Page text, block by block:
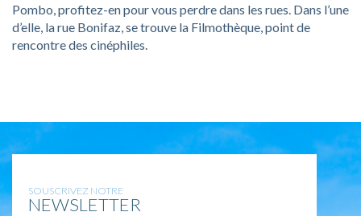
Pombo, profitez-en pour vous perdre dans les rues. Dans l’une
d’elle, la rue Bonifaz, se trouve la Filmothèque, point de
rencontre des cinéphiles.
SOUSCRIVEZ NOTRE
NEWSLETTER